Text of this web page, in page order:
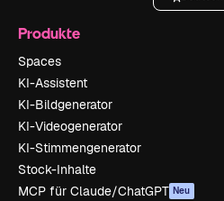
Produkte
Spaces
KI-Assistent
KI-Bildgenerator
KI-Videogenerator
KI-Stimmengenerator
Stock-Inhalte
MCP für Claude/ChatGPT Neu